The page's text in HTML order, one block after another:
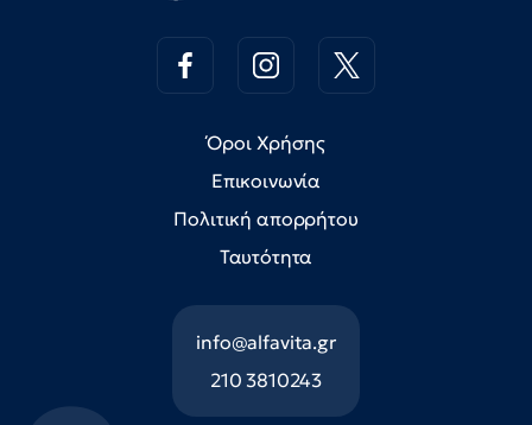
Όροι Χρήσης
Επικοινωνία
Πολιτική απορρήτου
Ταυτότητα
info@alfavita.gr
210 3810243